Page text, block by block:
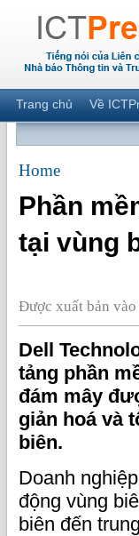
Trang chủ Về
Home
Phần
tại vùng
Được xuất bản
Dell
tảng phần
đám mây
giản hoá và
biên.
Doanh
động vùng
biên đến